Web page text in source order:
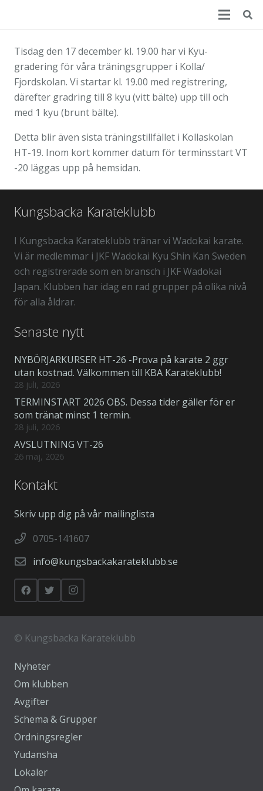
Tisdag den 17 december kl. 19.00 har vi Kyu-
gradering för våra träningsgrupper i Kolla/
Fjordskolan. Vi startar kl. 19.00 med registrering,
därefter gradring till 8 kyu (vitt bälte) upp till och
med 1 kyu (brunt bälte).
Detta blir även sista träningstillfället i Kollaskolan
HT-19. Inom kort kommer datum för terminsstart VT
-20 läggas upp på hemsidan.
Kungsbacka Karateklubb
I Kungsbacka Karateklubb tränar vi Wadokai karate.
Vi är medlemmar i JKF Wadokai Kyu Shin Kan Sweden
och registrerade som en bransch i JKF Wadokai
Japan. Klubben har idag en rad grupper på olika nivå
för alla åldrar.
Senaste nytt
NYBÖRJARKURSER HT-26 -Prova på karate 2 ggr
utan kostnad. Välkommen till KBA Karateklubb!
28 juli, 2026
TERMINSTART 2026 OBS. Dessa tider gäller för er
som tränat minst 1 termin.
28 juli, 2026
AVSLUTNING VT-26
26 maj, 2026
Kontakt
Skriv upp dig på vår mailinglista
0705-141607
info@kungsbackakarateklubb.se
© Kungsbacka Karateklubb
Nyheter
Om klubben
Avgifter
Schema & Grupper
Ordningsregler
Yudansha
Lokaler